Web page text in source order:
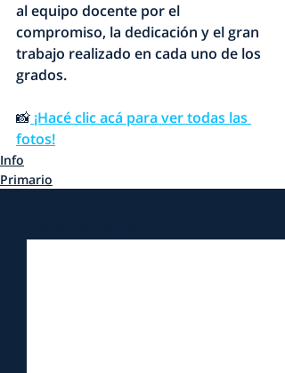
al equipo docente por el
compromiso, la dedicación y el gran
trabajo realizado en cada uno de los
grados.
📸 ¡Hacé clic acá para ver todas las
fotos!
Info
Primario